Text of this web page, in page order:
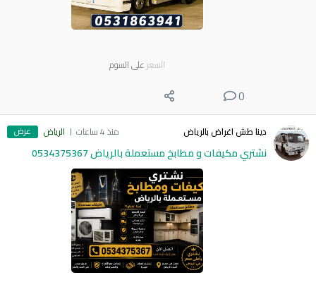
السعر على السوم
0
دينا طش اغراض بالرياض منذ 4 ساعات الرياض عرض
نشتري مكيفات و مطابخ مستعملة بالرياض 0534375367